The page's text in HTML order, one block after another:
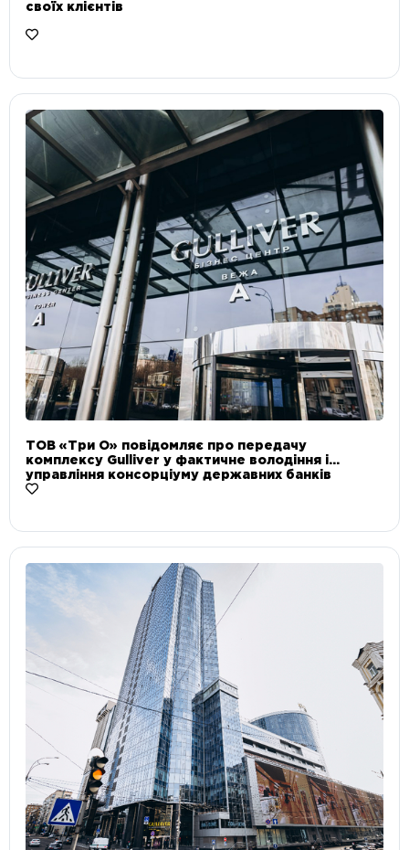
своїх клієнтів
ТОВ «Три О» повідомляє про передачу
комплексу Gulliver у фактичне володіння і
управління консорціуму державних банків